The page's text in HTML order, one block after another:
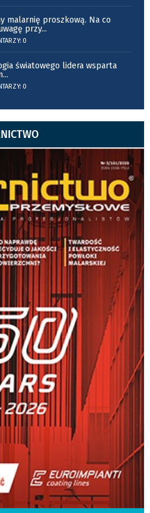
malarnię proszkową. Na co
przy...
0
światowego lidera wsparta
...
0